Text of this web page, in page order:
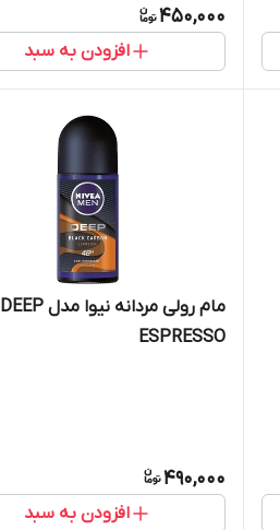
450,000
افزودن به سبد
مام رولی مردانه نیوا مدل DEEP
ESPRESSO
490,000
افزودن به سبد